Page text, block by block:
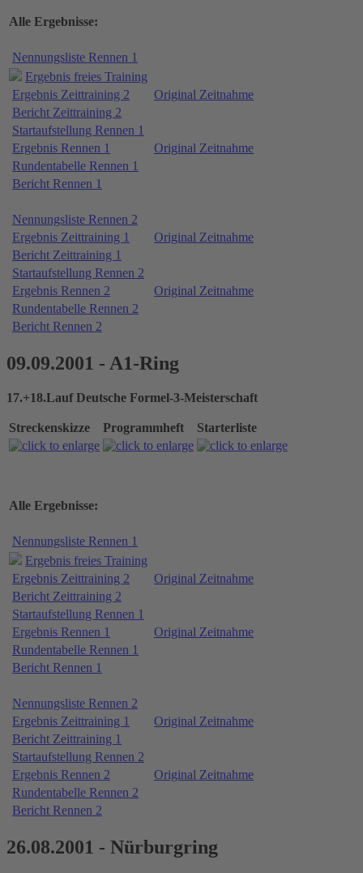
Alle Ergebnisse:
Nennungsliste Rennen 1
Ergebnis freies Training
Ergebnis Zeittraining 2
Original Zeitnahme
Bericht Zeittraining 2
Startaufstellung Rennen 1
Ergebnis Rennen 1
Original Zeitnahme
Rundentabelle Rennen 1
Bericht Rennen 1
Nennungsliste Rennen 2
Ergebnis Zeittraining 1
Original Zeitnahme
Bericht Zeittraining 1
Startaufstellung Rennen 2
Ergebnis Rennen 2
Original Zeitnahme
Rundentabelle Rennen 2
Bericht Rennen 2
09.09.2001 - A1-Ring
17.+18.Lauf Deutsche Formel-3-Meisterschaft
Streckenskizze Programmheft Starterliste
Alle Ergebnisse:
Nennungsliste Rennen 1
Ergebnis freies Training
Ergebnis Zeittraining 2
Original Zeitnahme
Bericht Zeittraining 2
Startaufstellung Rennen 1
Ergebnis Rennen 1
Original Zeitnahme
Rundentabelle Rennen 1
Bericht Rennen 1
Nennungsliste Rennen 2
Ergebnis Zeittraining 1
Original Zeitnahme
Bericht Zeittraining 1
Startaufstellung Rennen 2
Ergebnis Rennen 2
Original Zeitnahme
Rundentabelle Rennen 2
Bericht Rennen 2
26.08.2001 - Nürburgring